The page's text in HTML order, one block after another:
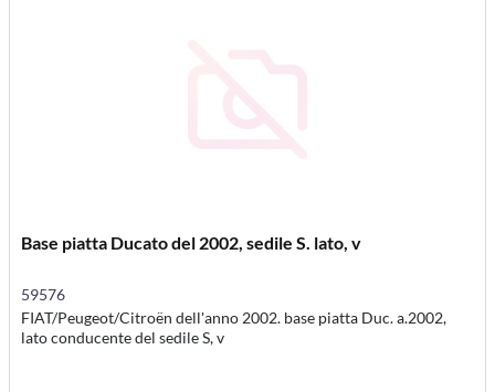
Base piatta Ducato del 2002, sedile S. lato, v
59576
FIAT/Peugeot/Citroën dell'anno 2002. base piatta Duc. a.2002,
lato conducente del sedile S, v